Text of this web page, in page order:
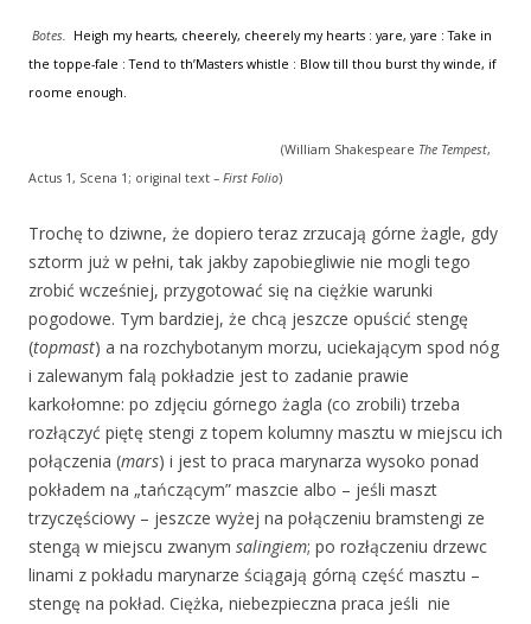
Botes. Heigh my hearts, cheerely, cheerely my hearts : yare, yare : Take in
the toppe-fale : Tend to th’Masters whistle : Blow till thou burst thy winde, if
roome enough.
(William Shakespeare The Tempest,
Actus 1, Scena 1; original text – First Folio)
Trochę to dziwne, że dopiero teraz zrzucają górne żagle, gdy
sztorm już w pełni, tak jakby zapobiegliwie nie mogli tego
zrobić wcześniej, przygotować się na ciężkie warunki
pogodowe. Tym bardziej, że chcą jeszcze opuścić stengę
(topmast) a na rozchybotanym morzu, uciekającym spod nóg
i zalewanym falą pokładzie jest to zadanie prawie
karkołomne: po zdjęciu górnego żagla (co zrobili) trzeba
rozłączyć piętę stengi z topem kolumny masztu w miejscu ich
połączenia (mars) i jest to praca marynarza wysoko ponad
pokładem na „tańczącym” maszcie albo – jeśli maszt
trzyczęściowy – jeszcze wyżej na połączeniu bramstengi ze
stengą w miejscu zwanym salingiem; po rozłączeniu drzewc
linami z pokładu marynarze ściągają górną część masztu –
stengę na pokład. Ciężka, niebezpieczna praca jeśli nie